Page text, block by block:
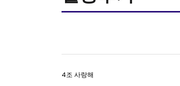
4조 사랑해